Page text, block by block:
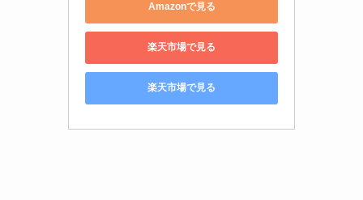
Amazonで見る
楽天市場で見る
楽天市場で見る